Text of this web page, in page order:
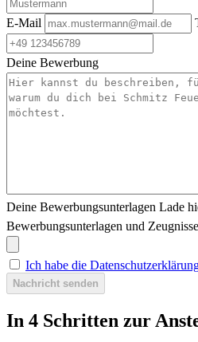
E-Mail
Deine Bewerbung
Deine Bewerbungsunterlagen Lade
Bewerbungsunterlagen und
Ich habe die
Nachricht senden
In 4 Schritten zur